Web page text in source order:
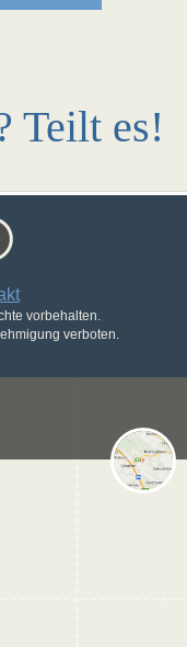
Teilt es!
vorbehalten.
verboten.